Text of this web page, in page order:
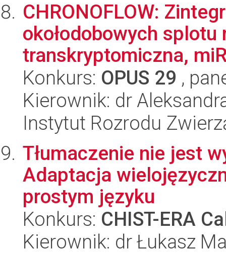
CHRONOFLOW:
okołodobowych
transkryptomiczna,
Konkurs: OPUS 29 ,
Kierownik: dr
Instytut Rozrodu
Tłumaczenie nie jest
Adaptacja
prostym języku
Konkurs: CHIST-ERA
Kierownik: dr Łukasz